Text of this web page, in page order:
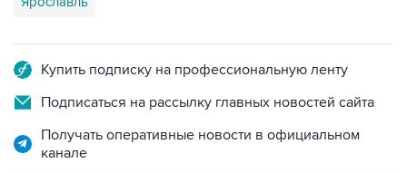
Купить подписку на профессиональную ленту
Подписаться на рассылку главных новостей сайта
Получать оперативные новости в официальном
канале